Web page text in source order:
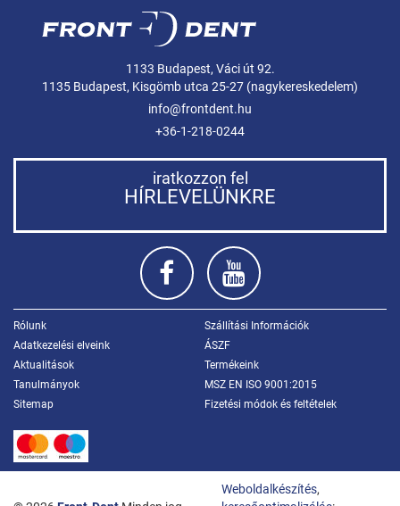
1133 Budapest, Váci út 92.
1135 Budapest, Kisgömb utca 25-27 (nagykereskedelem)
info@frontdent.hu
+36-1-218-0244
iratkozzon fel
HÍRLEVELÜNKRE
Rólunk
Szállítási Információk
Adatkezelési elveink
ÁSZF
Aktualitások
Termékeink
Tanulmányok
MSZ EN ISO 9001:2015
Sitemap
Fizetési módok és feltételek
Weboldalkészítés,